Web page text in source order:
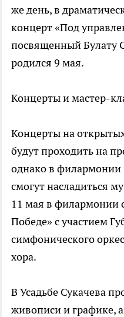
же день, в
концерт «Под
посвященный Булату
родился 9 мая.
Концерты и мастер-
Концерты на
будут проходить на
однако в филармонии
смогут насладиться
11 мая в филармонии
Победе» с участием
симфонического
хора.
В Усадьбе Сукачева
живописи и графике,